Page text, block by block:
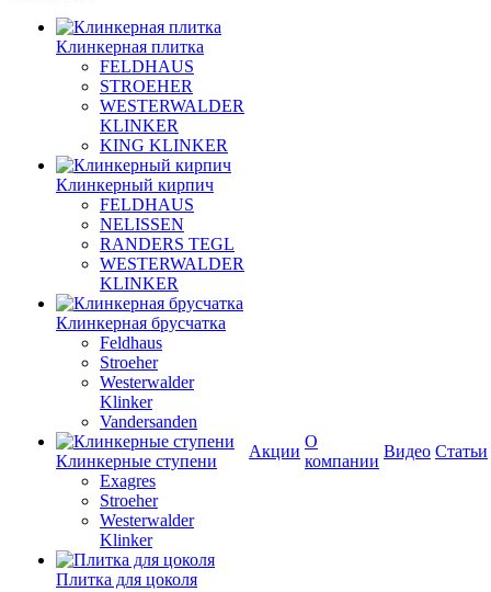
Клинкерная плитка
FELDHAUS
STROEHER
WESTERWALDER
KLINKER
KING KLINKER
Клинкерный кирпич
FELDHAUS
NELISSEN
RANDERS TEGL
WESTERWALDER
KLINKER
Клинкерная брусчатка
Feldhaus
Stroeher
Westerwalder
Klinker
Vandersanden
Клинкерные ступени
Exagres
Stroeher
Westerwalder
Klinker
Плитка для цоколя
Акции
О
компании
Видео Статьи